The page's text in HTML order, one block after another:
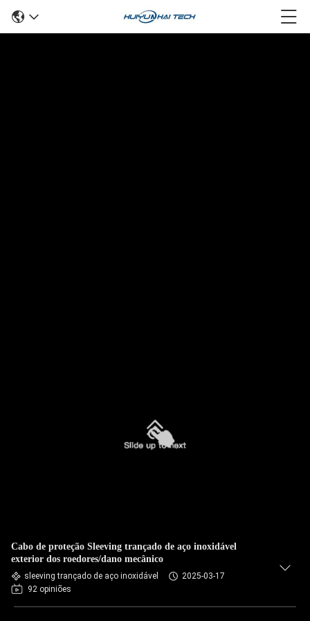
Cabo de proteção Sleeving trançado de aço inoxidável
exterior dos roedores/dano mecânico
sleeving trançado de aço inoxidável
2025-03-17
92 opiniões